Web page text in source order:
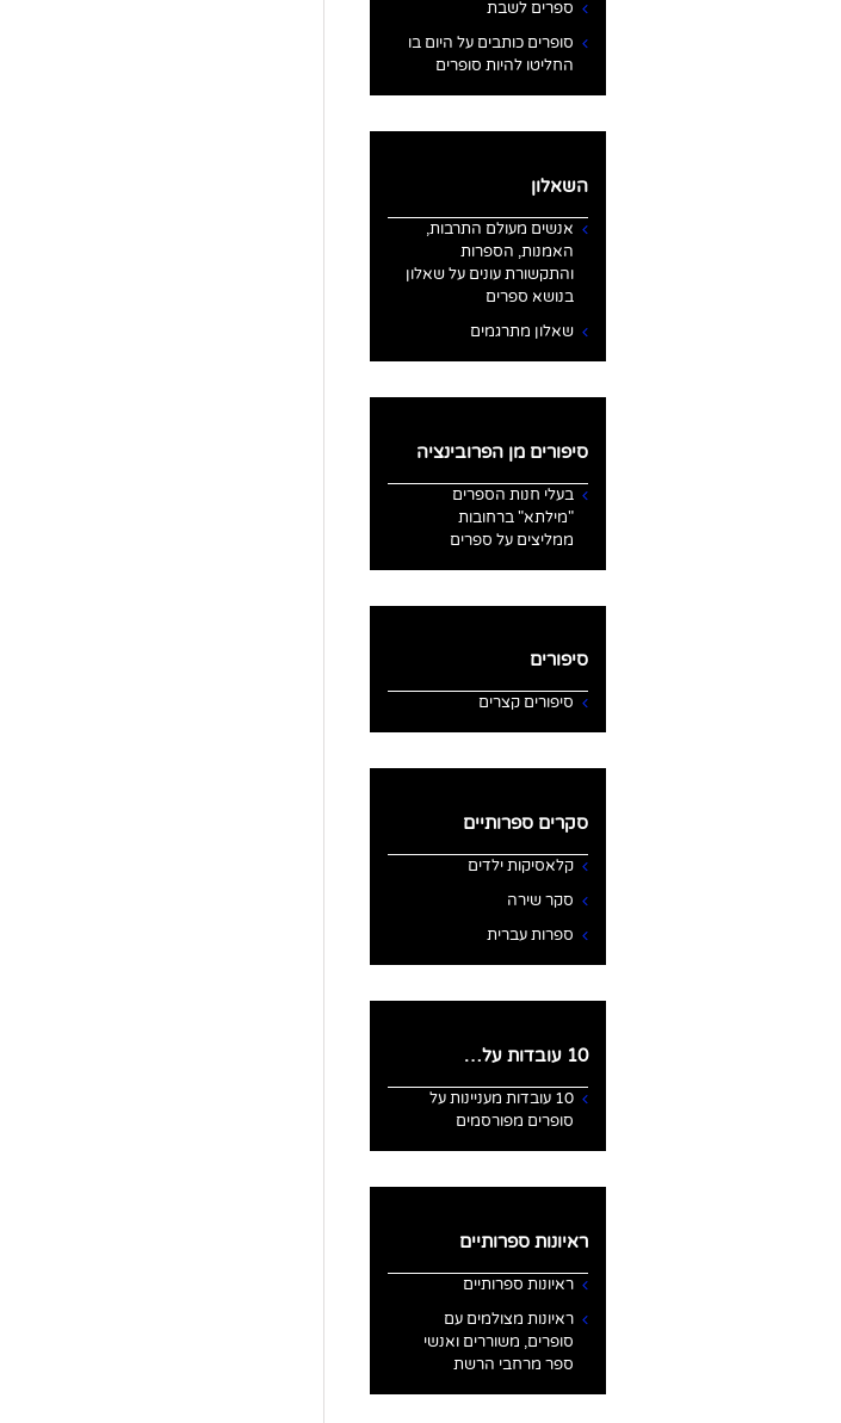
ספרים לשבת
סופרים כותבים על היום בו
החליטו להיות סופרים
השאלון
אנשים מעולם התרבות,
האמנות, הספרות
והתקשורת עונים על שאלון
בנושא ספרים
שאלון מתרגמים
סיפורים מן הפרובינציה
בעלי חנות הספרים
"מילתא" ברחובות
ממליצים על ספרים
סיפורים
סיפורים קצרים
סקרים ספרותיים
קלאסיקות ילדים
סקר שירה
ספרות עברית
10 עובדות על…
10 עובדות מעניינות על
סופרים מפורסמים
ראיונות ספרותיים
ראיונות ספרותיים
ראיונות מצולמים עם
סופרים, משוררים ואנשי
ספר מרחבי הרשת